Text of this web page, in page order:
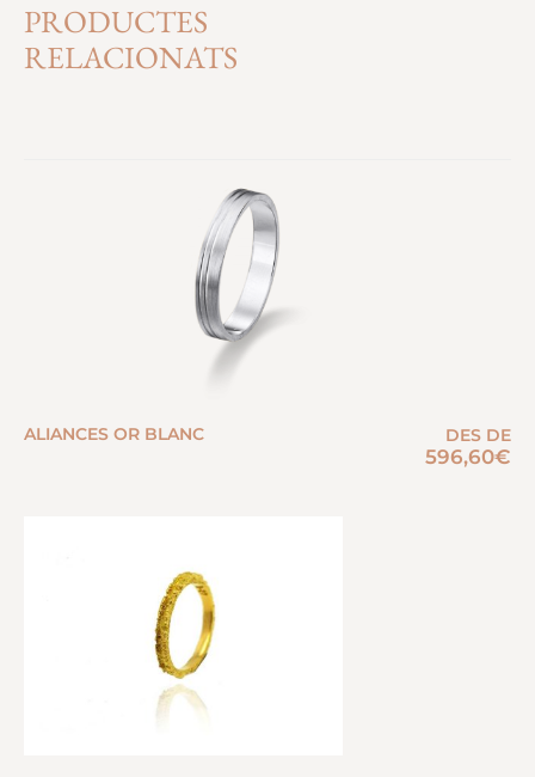
PRODUCTES
RELACIONATS
ALIANCES OR BLANC DES DE
596,60€